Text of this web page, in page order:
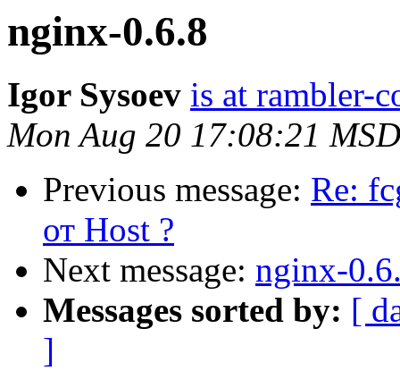
nginx-0.6.8
Igor Sysoev is at rambler-
Mon Aug 20 17:08:21
Previous message: Re:
от Host ?
Next message: nginx-
Messages sorted by: [
]